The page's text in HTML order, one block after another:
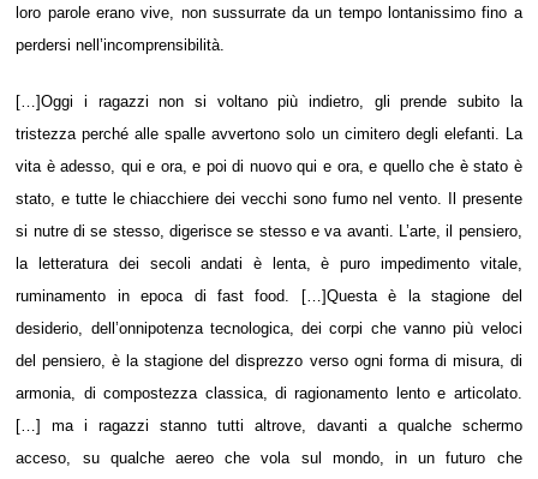
loro parole erano vive, non sussurrate da un tempo lontanissimo fino a
perdersi nell’incomprensibilità.
[…]Oggi i ragazzi non si voltano più indietro, gli prende subito la
tristezza perché alle spalle avvertono solo un cimitero degli elefanti. La
vita è adesso, qui e ora, e poi di nuovo qui e ora, e quello che è stato è
stato, e tutte le chiacchiere dei vecchi sono fumo nel vento. Il presente
si nutre di se stesso, digerisce se stesso e va avanti. L’arte, il pensiero,
la letteratura dei secoli andati è lenta, è puro impedimento vitale,
ruminamento in epoca di fast food. […]Questa è la stagione del
desiderio, dell’onnipotenza tecnologica, dei corpi che vanno più veloci
del pensiero, è la stagione del disprezzo verso ogni forma di misura, di
armonia, di compostezza classica, di ragionamento lento e articolato.
[…] ma i ragazzi stanno tutti altrove, davanti a qualche schermo
acceso, su qualche aereo che vola sul mondo, in un futuro che